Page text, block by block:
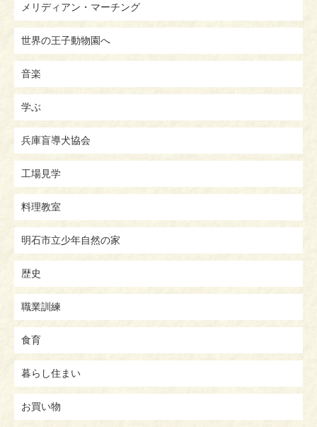
メリディアン・マーチング
世界の王子動物園へ
音楽
学ぶ
兵庫盲導犬協会
工場見学
料理教室
明石市立少年自然の家
歴史
職業訓練
食育
暮らし住まい
お買い物